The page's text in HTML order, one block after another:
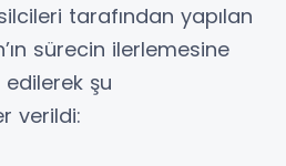
tarafından yapılan
sürecin ilerlemesine
şu
verildi: